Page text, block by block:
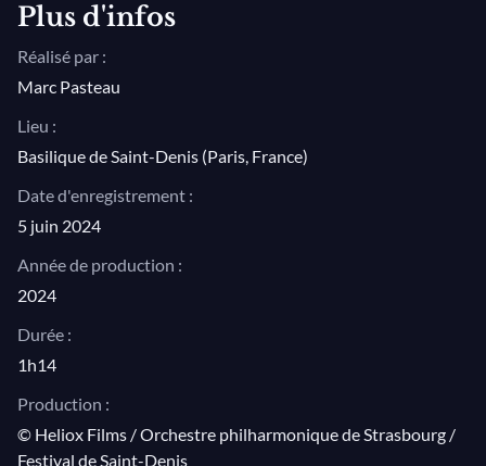
Photo © Stéphane Rolland
Pretty Yende et Ludovic Tézier apparaissent grâce à
Plus d'infos
Réalisé par :
Marc Pasteau
Lieu :
Basilique de Saint-Denis (Paris, France)
Date d'enregistrement :
5 juin 2024
Année de production :
2024
Durée :
1h14
Production :
© Heliox Films / Orchestre philharmonique de Strasbourg /
Festival de Saint-Denis